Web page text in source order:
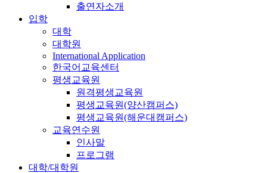
출연자소개
입학
대학
대학원
International Application
한국어교육센터
평생교육원
원격평생교육원
평생교육원(양산캠퍼스)
평생교육원(해운대캠퍼스)
교육연수원
인사말
프로그램
대학/대학원